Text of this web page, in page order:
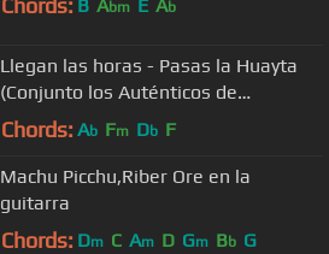
B Abm E Ab
Llegan las horas - Pasas la Huayta
(Conjunto los Auténticos de
Cajatambo)
Chords: Ab Fm Db F
Machu Picchu,Riber Ore en la
guitarra
Chords: Dm C Am D Gm Bb G